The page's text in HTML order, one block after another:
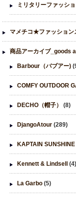
ミリタリーファッシ
マメチコ★ファッション
商品アーカイブ_goods
Barbour（バブアー)
COMFY OUTDOOR
DECHO（帽子） (8)
DjangoAtour (289)
KAPTAIN SUNSHINE
Kennett & Lindsell (4)
La Garbo (5)